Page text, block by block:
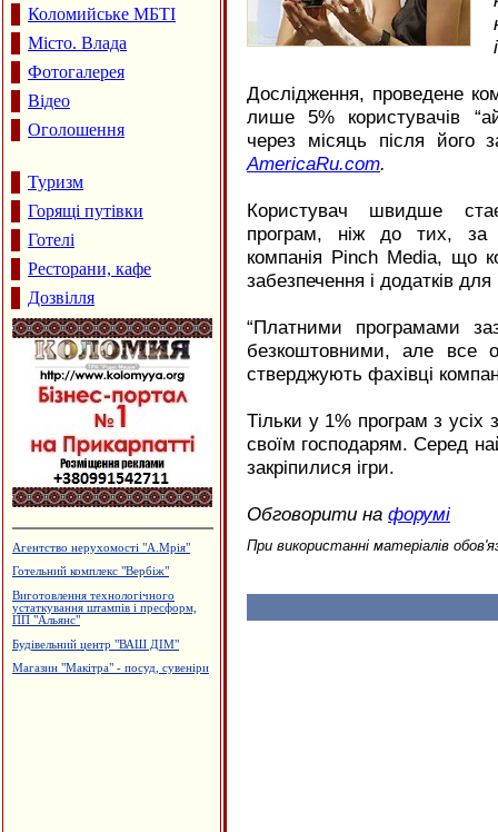
Коломийське МБТІ
Місто. Влада
Фотогалерея
Відео
Оголошення
Туризм
Горящі путівки
Готелі
Ресторани, кафе
Дозвілля
Агентство нерухомості "А.Мрія"
Готельний комплекс "Вербіж"
Виготовлення технологічного
устаткування штампів і пресформ,
ПП "Альянс"
Будівельний центр "ВАШ ДІМ"
Магазин "Макітра" - посуд, сувеніри
Дослідження, проведене
лише 5% користувачів
через місяць після його
АmericaRu.com.
Користувач швидше
програм, ніж до тих, за
компанія Pinch Media, що
забезпечення і додатків
“Платними програмами
безкоштовними, але все
стверджують фахівці
Тільки у 1% програм з
своїм господарям. Серед
закріпилися ігри.
Обговорити на форумі
При використанні матеріалів